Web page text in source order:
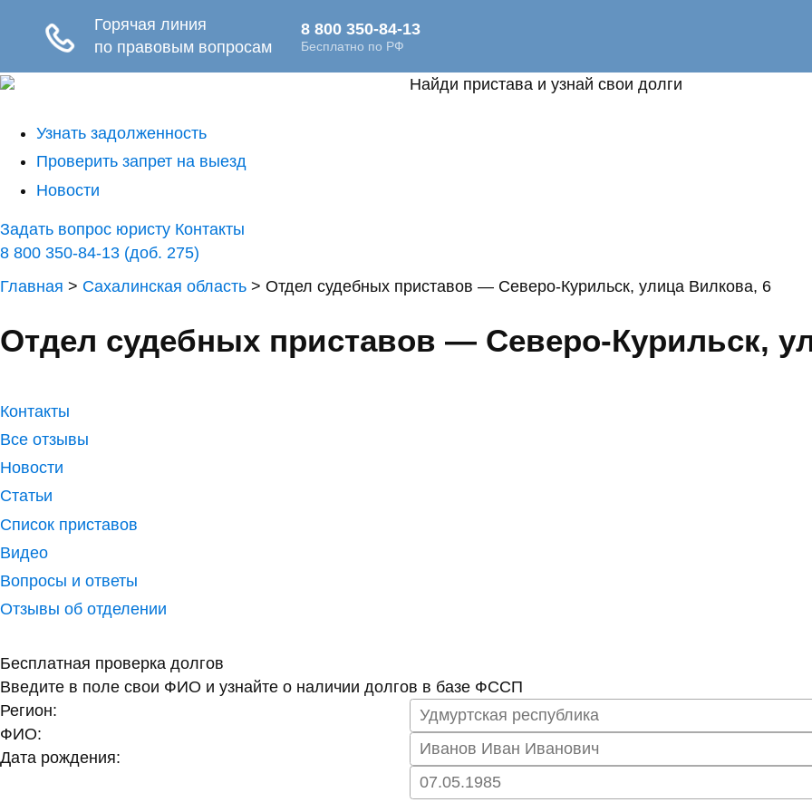
Узнать задолженность
Проверить запрет на выезд
Новости
8 800 350-84-13 (доб. 275)
Отдел судебных приставов — Северо-Курильск,
Контакты
Все отзывы
Новости
Статьи
Список приставов
Вопросы и ответы
Отзывы об отделении
Бесплатная проверка долгов
Введите в поле свои ФИО и узнайте о наличии долгов в базе ФССП